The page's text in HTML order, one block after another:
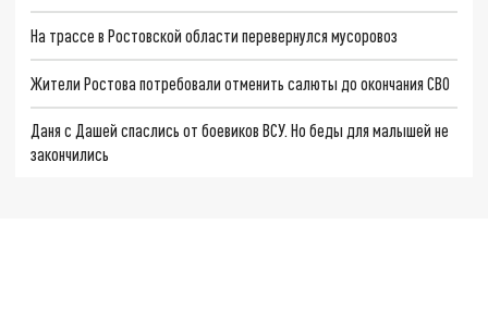
На трассе в Ростовской области перевернулся мусоровоз
Жители Ростова потребовали отменить салюты до окончания СВО
Даня с Дашей спаслись от боевиков ВСУ. Но беды для малышей не
закончились